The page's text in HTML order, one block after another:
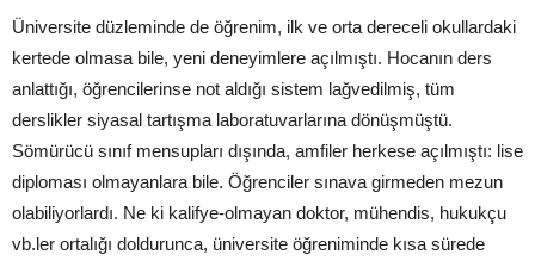
Üniversite düzleminde de öğrenim, ilk ve orta dereceli okullardaki
kertede olmasa bile, yeni deneyimlere açılmıştı. Hocanın ders
anlattığı, öğrencilerinse not aldığı sistem lağvedilmiş, tüm
derslikler siyasal tartışma laboratuvarlarına dönüşmüştü.
Sömürücü sınıf mensupları dışında, amfiler herkese açılmıştı: lise
diploması olmayanlara bile. Öğrenciler sınava girmeden mezun
olabiliyorlardı. Ne ki kalifye-olmayan doktor, mühendis, hukukçu
vb.ler ortalığı doldurunca, üniversite öğreniminde kısa sürede